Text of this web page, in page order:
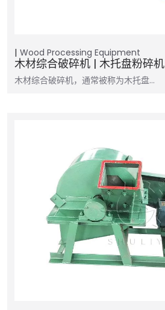
Wood Processing Equipment
木材综合破碎机 | 木托盘粉碎机
木材综合破碎机，通常被称为木托盘…